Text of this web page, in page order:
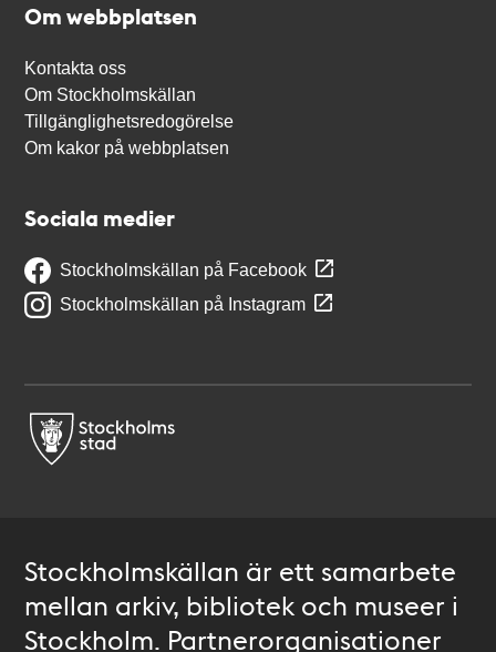
Om webbplatsen
Kontakta oss
Om Stockholmskällan
Tillgänglighetsredogörelse
Om kakor på webbplatsen
Sociala medier
Stockholmskällan på Facebook
Stockholmskällan på Instagram
Stockholmskällan är ett samarbete
mellan arkiv, bibliotek och museer i
Stockholm. Partnerorganisationer